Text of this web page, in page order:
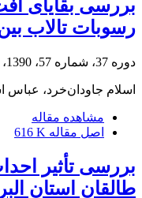
بررسی بقایای
رسوبات تالاب
دوره 37، شماره 57، 1390، صفحه
اسلام جاودان‌خرد، عباس
مشاهده مقاله
اصل مقاله 616 K
بررسی تأثیر
طالقان استان